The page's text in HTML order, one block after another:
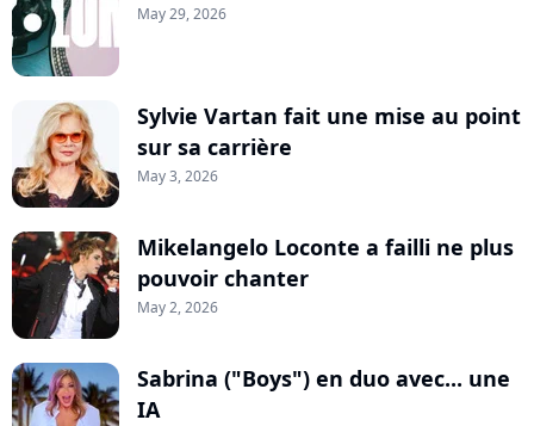
May 29, 2026
Sylvie Vartan fait une mise au point
sur sa carrière
May 3, 2026
Mikelangelo Loconte a failli ne plus
pouvoir chanter
May 2, 2026
Sabrina ("Boys") en duo avec... une
IA